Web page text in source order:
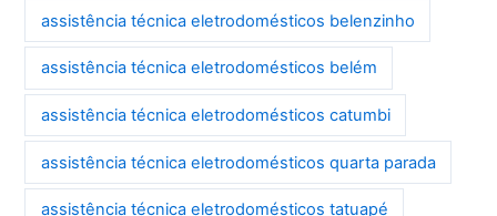
assistência técnica eletrodomésticos belenzinho
assistência técnica eletrodomésticos belém
assistência técnica eletrodomésticos catumbi
assistência técnica eletrodomésticos quarta parada
assistência técnica eletrodomésticos tatuapé